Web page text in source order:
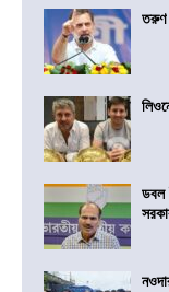
তরুণ
ডবল